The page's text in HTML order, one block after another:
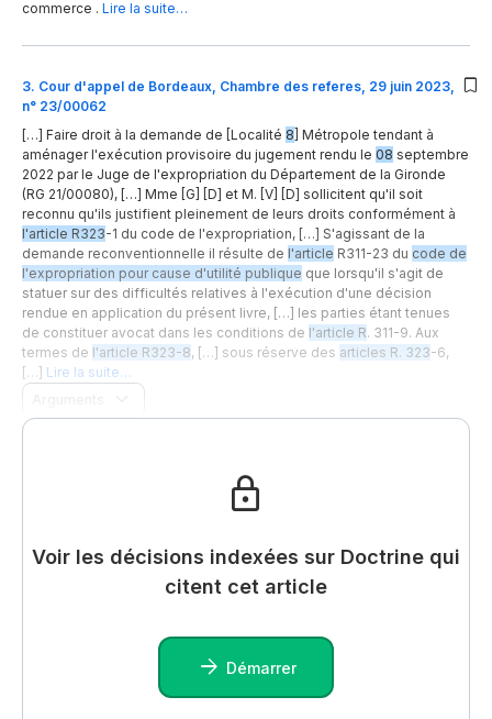
commerce . Lire la suite…
3. Cour d'appel de Bordeaux, Chambre des referes, 29 juin 2023,
n° 23/00062
[…] Faire droit à la demande de [Localité 8 ] Métropole tendant à
aménager l'exécution provisoire du jugement rendu le 08 septembre
2022 par le Juge de l'expropriation du Département de la Gironde
(RG 21/00080), […] Mme [G] [D] et M. [V] [D] sollicitent qu'il soit
reconnu qu'ils justifient pleinement de leurs droits conformément à
l'article R323-1 du code de l'expropriation, […] S'agissant de la
demande reconventionnelle il résulte de l'article R311-23 du code de
l'expropriation pour cause d'utilité publique que lorsqu'il s'agit de
statuer sur des difficultés relatives à l'exécution d'une décision
rendue en application du présent livre, […] les parties étant tenues
de constituer avocat dans les conditions de l'article R. 311-9. Aux
termes de l'article R323-8, […] sous réserve des articles R. 323-6,
[…] Lire la suite…
Voir les décisions indexées sur Doctrine qui
citent cet article
Démarrer